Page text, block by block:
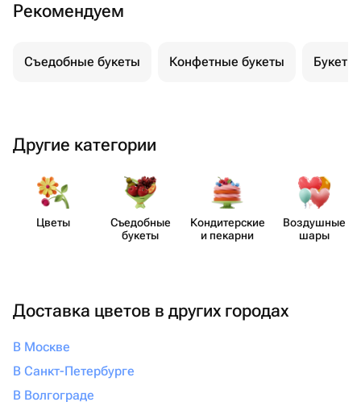
Рекомендуем
Съедобные букеты Конфетные букеты
Другие категории
Цветы
Съедобные
букеты
Кондит​ерские
и пекарни
Воздушные
шары
Доставка цветов в других городах
В Москве
В Санкт-Петербурге
В Волгограде